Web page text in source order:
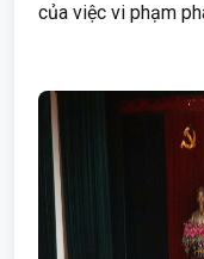
của việc vi phạm